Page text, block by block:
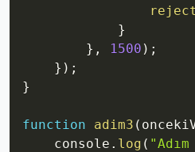
reject
}
} , 1500 ) ;
} ) ;
}
function adim3 (
    console
. log (